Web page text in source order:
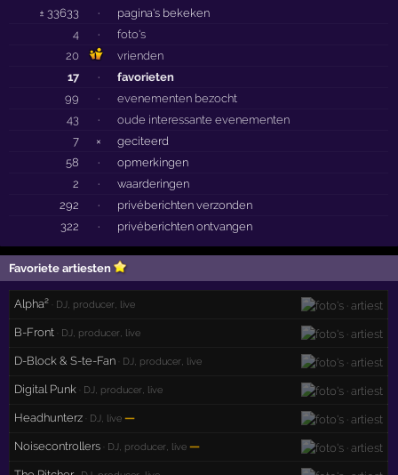
± 33633 ·
pagina's bekeken
4
·
foto's
20
vrienden
17
·
favorieten
99
·
evenementen bezocht
43
·
oude interessante evenementen
7
×
geciteerd
58
·
opmerkingen
2
·
waarderingen
292
·
privéberichten verzonden
322
· privéberichten ontvangen
Favoriete artiesten
Alpha² · DJ, producer, live
B-Front · DJ, producer, live
D-Block & S-te-Fan · DJ, producer, live
Digital Punk · DJ, producer, live
Headhunterz · DJ, live —
Noisecontrollers · DJ, producer, live —